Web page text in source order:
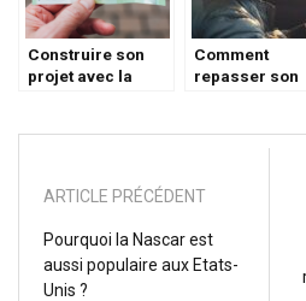
Construire son
projet avec la
Comment
repasser son
candidats qui
réussi du
ARTICLE PRÉCÉDENT
Pourquoi la Nascar est
aussi populaire aux Etats-
Unis ?